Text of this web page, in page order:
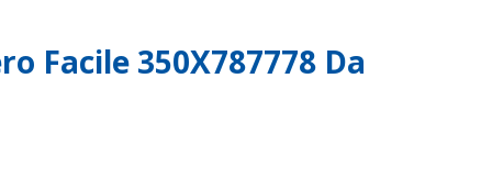
Facile 350X787778 Da